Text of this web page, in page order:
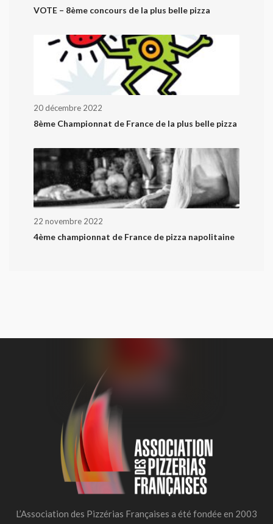
VOTE – 8ème concours de la plus belle pizza
20 décembre 2022
8ème Championnat de France de la plus belle pizza
22 novembre 2022
4ème championnat de France de pizza napolitaine
L’Association des Pizzérias Françaises a été fondée en 2003